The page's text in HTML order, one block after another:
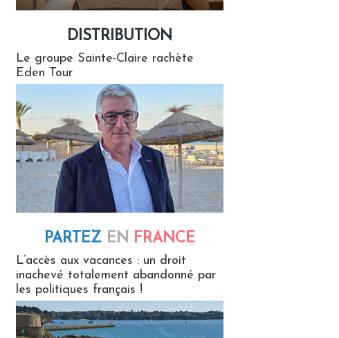
DISTRIBUTION
Le groupe Sainte-Claire rachète
Eden Tour
PARTEZ EN FRANCE
L’accès aux vacances : un droit
inachevé totalement abandonné par
les politiques français !